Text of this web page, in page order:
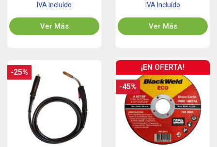
IVA Incluído
Ver Más
IVA Incluído
Ver Más
-25%
¡EN OFERTA!
-45%